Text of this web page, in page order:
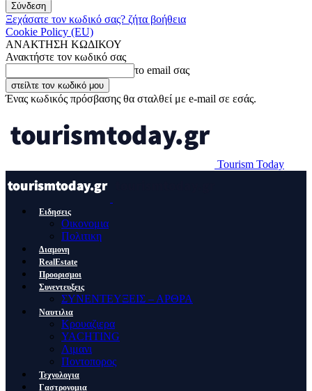
Ξεχάσατε τον κωδικό σας? ζήτα βοήθεια
Cookie Policy (EU)
ΑΝΑΚΤΗΣΗ ΚΩΔΙΚΟΥ
Ανακτήστε τον κωδικό σας
το email σας
Ένας κωδικός πρόσβασης θα σταλθεί με e-mail σε εσάς.
Tourism Today
Ειδησεις
Οικονομια
Πολιτικη
Διαμονη
RealEstate
Προορισμοι
Συνεντευξεις
ΣΥΝΕΝΤΕΥΞΕΙΣ – ΑΡΘΡΑ
Ναυτιλια
Κρουαζιερα
YACHTING
Λιμανι
Ποντοπορος
Τεχνολογια
Γαστρονομια